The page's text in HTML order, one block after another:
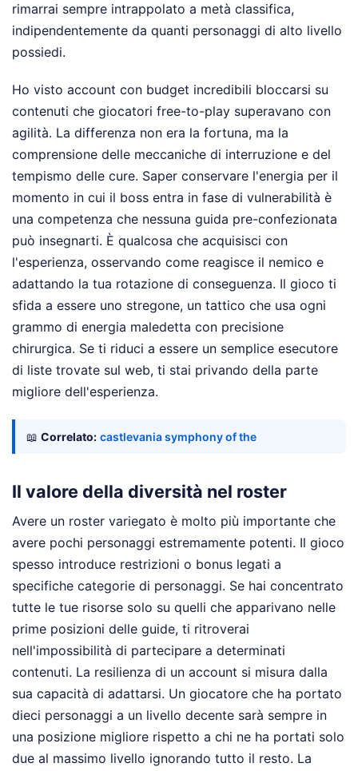
rimarrai sempre intrappolato a metà classifica,
indipendentemente da quanti personaggi di alto livello
possiedi.
Ho visto account con budget incredibili bloccarsi su
contenuti che giocatori free-to-play superavano con
agilità. La differenza non era la fortuna, ma la
comprensione delle meccaniche di interruzione e del
tempismo delle cure. Saper conservare l'energia per il
momento in cui il boss entra in fase di vulnerabilità è
una competenza che nessuna guida pre-confezionata
può insegnarti. È qualcosa che acquisisci con
l'esperienza, osservando come reagisce il nemico e
adattando la tua rotazione di conseguenza. Il gioco ti
sfida a essere uno stregone, un tattico che usa ogni
grammo di energia maledetta con precisione
chirurgica. Se ti riduci a essere un semplice esecutore
di liste trovate sul web, ti stai privando della parte
migliore dell'esperienza.
📖 Correlato: castlevania symphony of the
Il valore della diversità nel roster
Avere un roster variegato è molto più importante che
avere pochi personaggi estremamente potenti. Il gioco
spesso introduce restrizioni o bonus legati a
specifiche categorie di personaggi. Se hai concentrato
tutte le tue risorse solo su quelli che apparivano nelle
prime posizioni delle guide, ti ritroverai
nell'impossibilità di partecipare a determinati
contenuti. La resilienza di un account si misura dalla
sua capacità di adattarsi. Un giocatore che ha portato
dieci personaggi a un livello decente sarà sempre in
una posizione migliore rispetto a chi ne ha portati solo
due al massimo livello ignorando tutto il resto. La